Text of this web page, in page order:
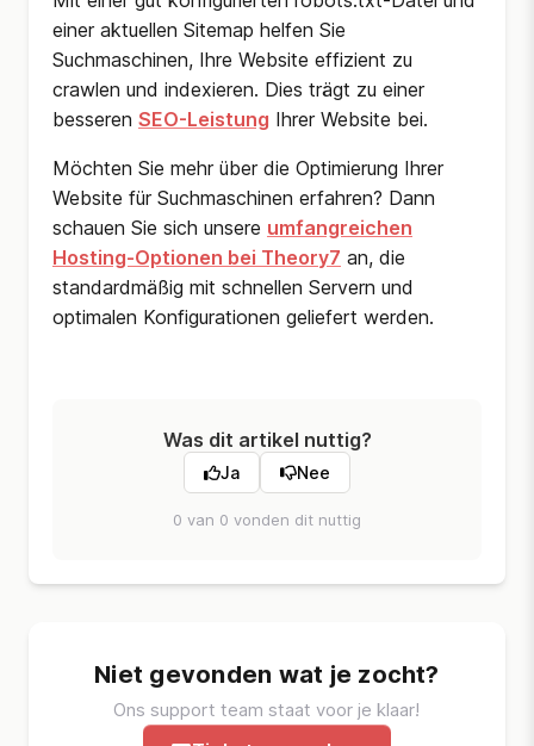
einer aktuellen Sitemap helfen Sie
Suchmaschinen, Ihre Website effizient zu
crawlen und indexieren. Dies trägt zu einer
besseren SEO-Leistung Ihrer Website bei.
Möchten Sie mehr über die Optimierung Ihrer
Website für Suchmaschinen erfahren? Dann
schauen Sie sich unsere umfangreichen
Hosting-Optionen bei Theory7 an, die
standardmäßig mit schnellen Servern und
optimalen Konfigurationen geliefert werden.
Was dit artikel nuttig?
Ja Nee
0 van 0 vonden dit nuttig
Niet gevonden wat je zocht?
Ons support team staat voor je klaar!